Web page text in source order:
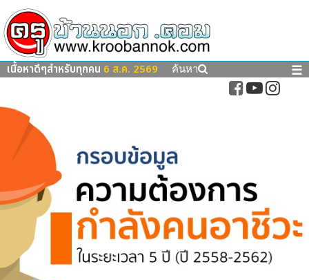
เนื้อหาดีๆสำหรับทุกคน 6 ส.ค. 2569 ค้นหา ☰